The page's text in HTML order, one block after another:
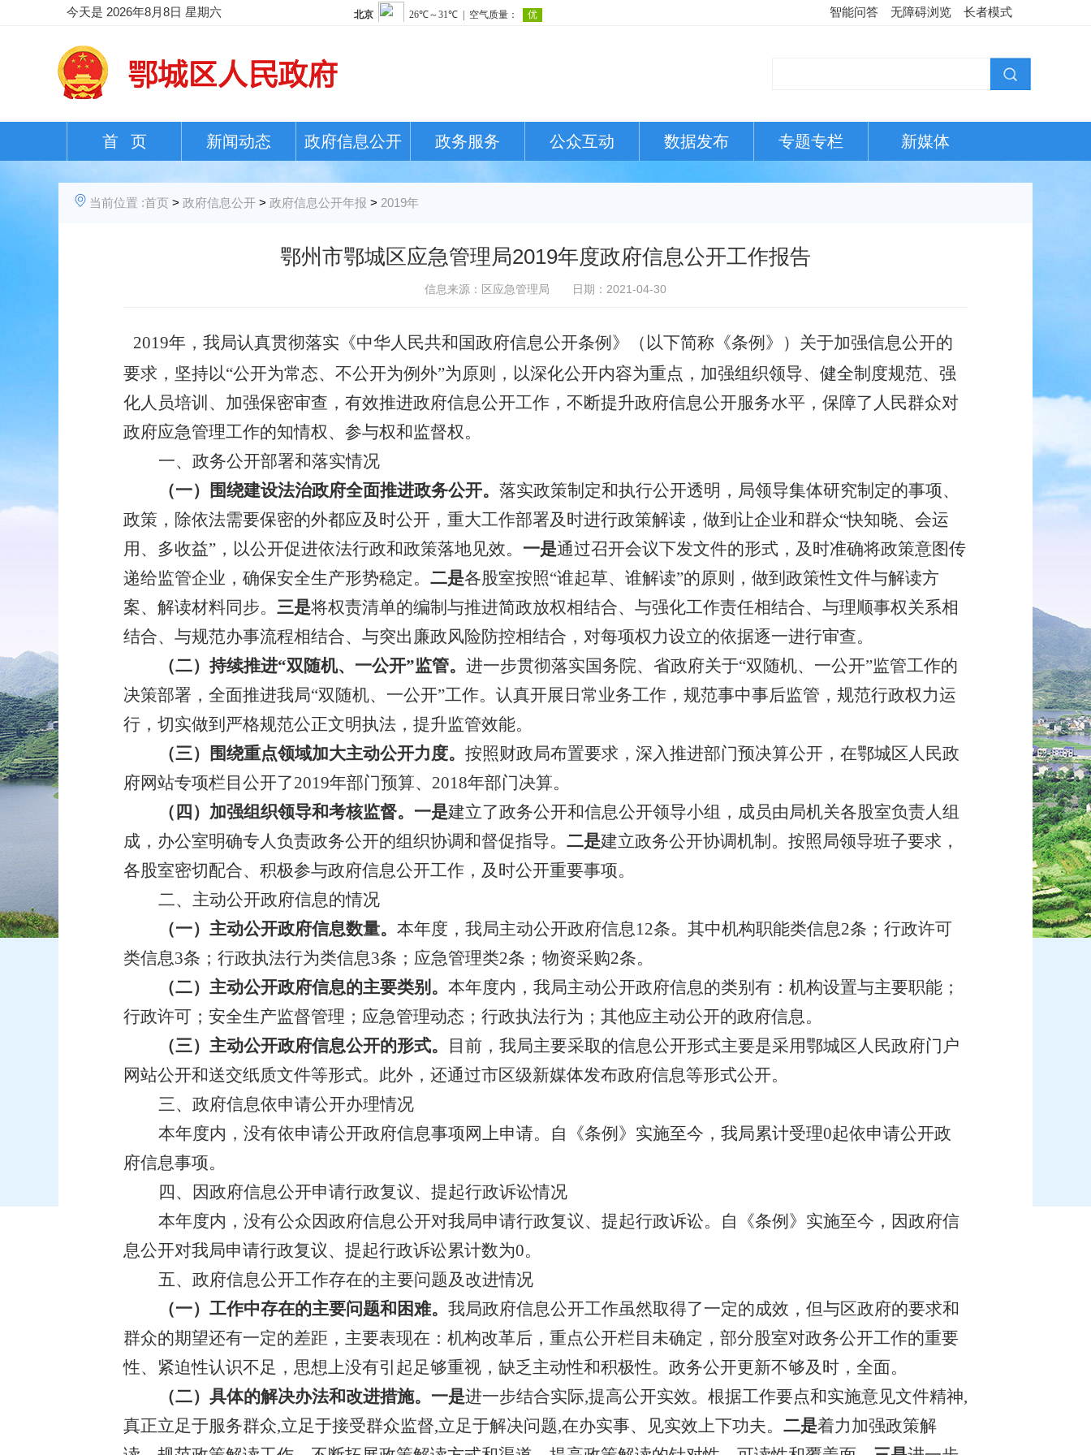
今天是 2026年8月8日 星期六 智能问答 无障碍浏览 长者模式
首 页 新闻动态 政府信息公开 政务服务 公众互动 数据发布 专题专栏 新媒体
当前位置 :首页 > 政府信息公开 > 政府信息公开年报 > 2019年
鄂州市鄂城区应急管理局2019年度政府信息公开工作报告
信息来源：区应急管理局 日期：2021-04-30
2019年，我局认真贯彻落实《中华人民共和国政府信息公开条例》（以下简称《条例》）关于加强信息公开的
要求，坚持以“公开为常态、不公开为例外”为原则，以深化公开内容为重点，加强组织领导、健全制度规范、强
化人员培训、加强保密审查，有效推进政府信息公开工作，不断提升政府信息公开服务水平，保障了人民群众对
政府应急管理工作的知情权、参与权和监督权。
一、政务公开部署和落实情况
（一）围绕建设法治政府全面推进政务公开。 落实政策制定和执行公开透明，局领导集体研究制定的事项、
政策，除依法需要保密的外都应及时公开，重大工作部署及时进行政策解读，做到让企业和群众“快知晓、会运
用、多收益”，以公开促进依法行政和政策落地见效。 一是通过召开会议下发文件的形式，及时准确将政策意图传
递给监管企业，确保安全生产形势稳定。 二是各股室按照“谁起草、谁解读”的原则，做到政策性文件与解读方
案、解读材料同步。 三是将权责清单的编制与推进简政放权相结合、与强化工作责任相结合、与理顺事权关系相
结合、与规范办事流程相结合、与突出廉政风险防控相结合，对每项权力设立的依据逐一进行审查。
（二） 持续推进“双随机、一公开”监管。 进一步贯彻落实国务院、省政府关于“双随机、一公开”监管工作的
决策部署，全面推进我局“双随机、一公开”工作。认真开展日常业务工作，规范事中事后监管，规范行政权力运
行，切实做到严格规范公正文明执法，提升监管效能。
（三）围绕重点领域加大主动公开力度。 按照财政局布置要求，深入推进部门预决算公开，在鄂城区人民政
府网站专项栏目公开了2019年部门预算、 2018年部门决算。
（ 四 ）加强组织领导和考核监督。 一是建立了政务公开和信息公开领导小组，成员由局机关各股室负责人组
成，办公室明确专人负责政务公开的组织协调和督促指导。 二是建立政务公开协调机制。按照局领导班子要求，
各股室密切配合、积极参与政府信息公开工作，及时公开重要事项。
二、主动公开政府信息的情况
（一）主动公开政府信息数量。 本年度，我局主动公开政府信息12条。其中机构职能类信息2条；行政许可
类信息3条；行政执法行为类信息3条 ；应急管理类2条 ；物资采购2条。
（二）主动公开政府信息的主要类别。 本年度内，我局主动公开政府信息的类别有：机构设置与主要职能；
行政许可；安全生产监督管理； 应急管理动态； 行政执法行为；其他应主动公开的政府信息。
（三）主动公开政府信息公开的形式。
目前，我局主要采取的信息公开形式主要是采用鄂城区人民政府门户
网站公开和送交纸质文件等形式。此外，还通过市区级新媒体发布政府信息等形式公开。
三、政府信息依申请公开办理情况
本年度内，没有依申请公开政府信息事项网上申请。自《条例》实施至今，我局累计受理0起依申请公开政
府信息事项。
四、因政府信息公开申请行政复议、提起行政诉讼情况
本年度内，没有公众因政府信息公开对我局申请行政复议、提起行政诉讼。自《条例》实施至今，因政府信
息公开对我局申请行政复议、提起行政诉讼累计数为0。
五、政府信息公开工作存在的主要问题及改进情况
（一）工作中存在的主要问题和困难。 我局政府信息公开工作虽然取得了一定的成效，但与区政府的要求和
群众的期望还有一定的差距，主要表现在： 机构改革后，重点公开栏目未确定， 部分股室对政务公开工作的重要
性、紧迫性认识不足，思想上没有引起足够重视，缺乏主动性和积极性。政务公开更新不够及时，全面。
（二）具体的解决办法和改进措施。 一是进一步结合实际,提高公开实效。根据工作要点和实施意见文件精神,
真正立足于服务群众,立足于接受群众监督,立足于解决问题,在办实事、见实效上下功夫。 二是着力加强政策解